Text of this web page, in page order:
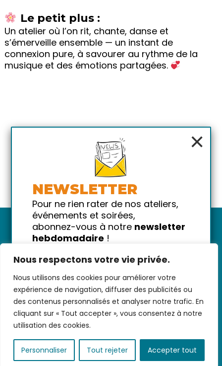
Nous respectons votre vie privée.
Nous utilisons des cookies pour améliorer votre
expérience de navigation, diffuser des publicités ou
des contenus personnalisés et analyser notre trafic. En
cliquant sur « Tout accepter », vous consentez à notre
utilisation des cookies.
Personnaliser Tout rejeter Accepter tout
Le petit plus :
Un atelier où l’on rit, chante, danse et
s’émerveille ensemble — un instant de
connexion pure, à savourer au rythme de la
musique et des émotions partagées.
Nous contacter- CGV/CGU-Données
personnelles-Infos pratiques- FAQ
×
NEWSLETTER
Pour ne rien rater de nos ateliers,
événements et soirées,
abonnez-vous à notre newsletter
hebdomadaire !
!
Votre email